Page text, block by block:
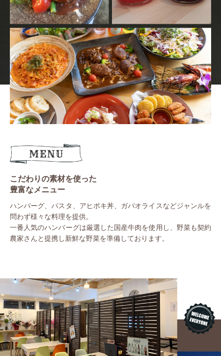
こだわりの素材を使った
豊富なメニュー
ハンバーグ、パスタ、アヒポキ丼、ガパオライスなどジャンルを
問わず様々な料理を提供。
一番人気のハンバーグは厳選した国産牛肉を使用し、野菜も契約
農家さんと提携し新鮮な野菜を準備しております。